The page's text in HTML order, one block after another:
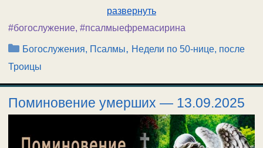
развернуть
#богослужение, #псалмыефремасирина
Рубрики
Богослужения, Псалмы, Недели по 50-нице, после
Троицы
Поминовение умерших — 13.09.2025